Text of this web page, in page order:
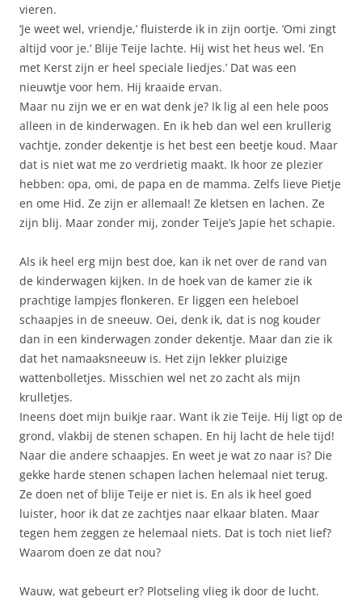
vieren.
‘Je weet wel, vriendje,’ fluisterde ik in zijn oortje. ‘Omi zingt
altijd voor je.’ Blije Teije lachte. Hij wist het heus wel. ‘En
met Kerst zijn er heel speciale liedjes.’ Dat was een
nieuwtje voor hem. Hij kraaide ervan.
Maar nu zijn we er en wat denk je? Ik lig al een hele poos
alleen in de kinderwagen. En ik heb dan wel een krullerig
vachtje, zonder dekentje is het best een beetje koud. Maar
dat is niet wat me zo verdrietig maakt. Ik hoor ze plezier
hebben: opa, omi, de papa en de mamma. Zelfs lieve Pietje
en ome Hid. Ze zijn er allemaal! Ze kletsen en lachen. Ze
zijn blij. Maar zonder mij, zonder Teije’s Japie het schapie.
Als ik heel erg mijn best doe, kan ik net over de rand van
de kinderwagen kijken. In de hoek van de kamer zie ik
prachtige lampjes flonkeren. Er liggen een heleboel
schaapjes in de sneeuw. Oei, denk ik, dat is nog kouder
dan in een kinderwagen zonder dekentje. Maar dan zie ik
dat het namaaksneeuw is. Het zijn lekker pluizige
wattenbolletjes. Misschien wel net zo zacht als mijn
krulletjes.
Ineens doet mijn buikje raar. Want ik zie Teije. Hij ligt op de
grond, vlakbij de stenen schapen. En hij lacht de hele tijd!
Naar die andere schaapjes. En weet je wat zo naar is? Die
gekke harde stenen schapen lachen helemaal niet terug.
Ze doen net of blije Teije er niet is. En als ik heel goed
luister, hoor ik dat ze zachtjes naar elkaar blaten. Maar
tegen hem zeggen ze helemaal niets. Dat is toch niet lief?
Waarom doen ze dat nou?
Wauw, wat gebeurt er? Plotseling vlieg ik door de lucht.